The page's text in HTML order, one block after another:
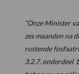
“Onze Minister
zes maanden na
rustende
3.2.7, onderdeel